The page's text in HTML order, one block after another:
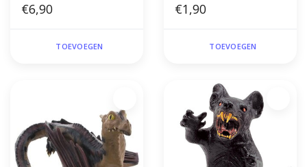
€6,90
TOEVOEGEN
€1,90
TOEVOEGEN